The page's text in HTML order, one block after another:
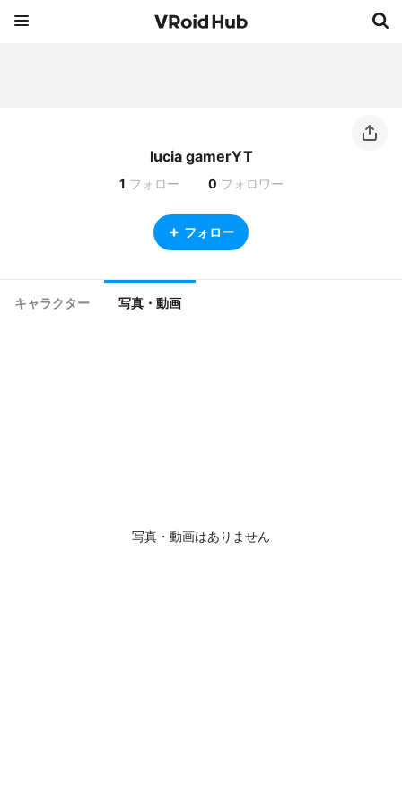
lucia gamerYT
1 フォロー 0 フォロワー
フォロー
キャラクター 写真・動画
写真・動画はありません